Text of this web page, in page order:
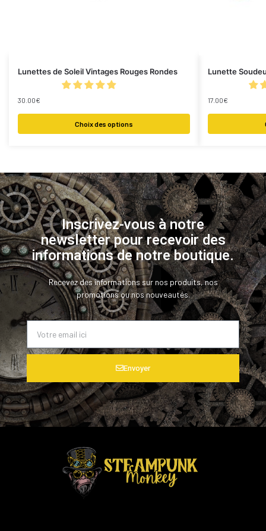
Lunettes de Soleil Vintages Rouges Rondes
30.00€
Choix des options
Lunette
17.00€
Inscrivez-vous à notre
newsletter pour recevoir des
informations de notre boutique.
Recevez des informations sur nos produits, nos
promotions ou nos nouveautés.
Envoyer